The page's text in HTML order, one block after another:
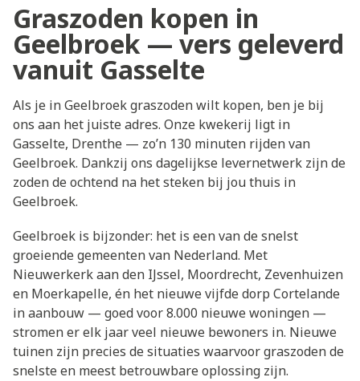
Graszoden kopen in
Geelbroek — vers geleverd
vanuit Gasselte
Als je in Geelbroek graszoden wilt kopen, ben je bij
ons aan het juiste adres. Onze kwekerij ligt in
Gasselte, Drenthe — zo’n 130 minuten rijden van
Geelbroek. Dankzij ons dagelijkse levernetwerk zijn de
zoden de ochtend na het steken bij jou thuis in
Geelbroek.
Geelbroek is bijzonder: het is een van de snelst
groeiende gemeenten van Nederland. Met
Nieuwerkerk aan den IJssel, Moordrecht, Zevenhuizen
en Moerkapelle, én het nieuwe vijfde dorp Cortelande
in aanbouw — goed voor 8.000 nieuwe woningen —
stromen er elk jaar veel nieuwe bewoners in. Nieuwe
tuinen zijn precies de situaties waarvoor graszoden de
snelste en meest betrouwbare oplossing zijn.